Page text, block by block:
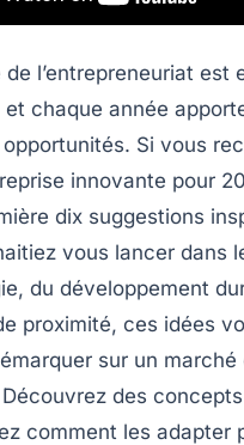
de l’entrepreneuriat est
chaque année
Si vous
innovante pour
dix suggestions
vous lancer dans
du développement
proximité, ces idées
sur un
des
comment les adapter